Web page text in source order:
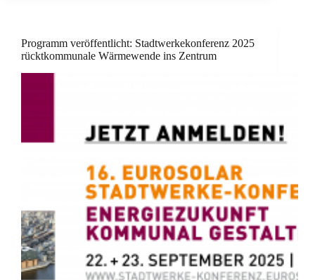
Programm veröffentlicht: Stadtwerkekonferenz 2025
rücktkommunale Wärmewende ins Zentrum